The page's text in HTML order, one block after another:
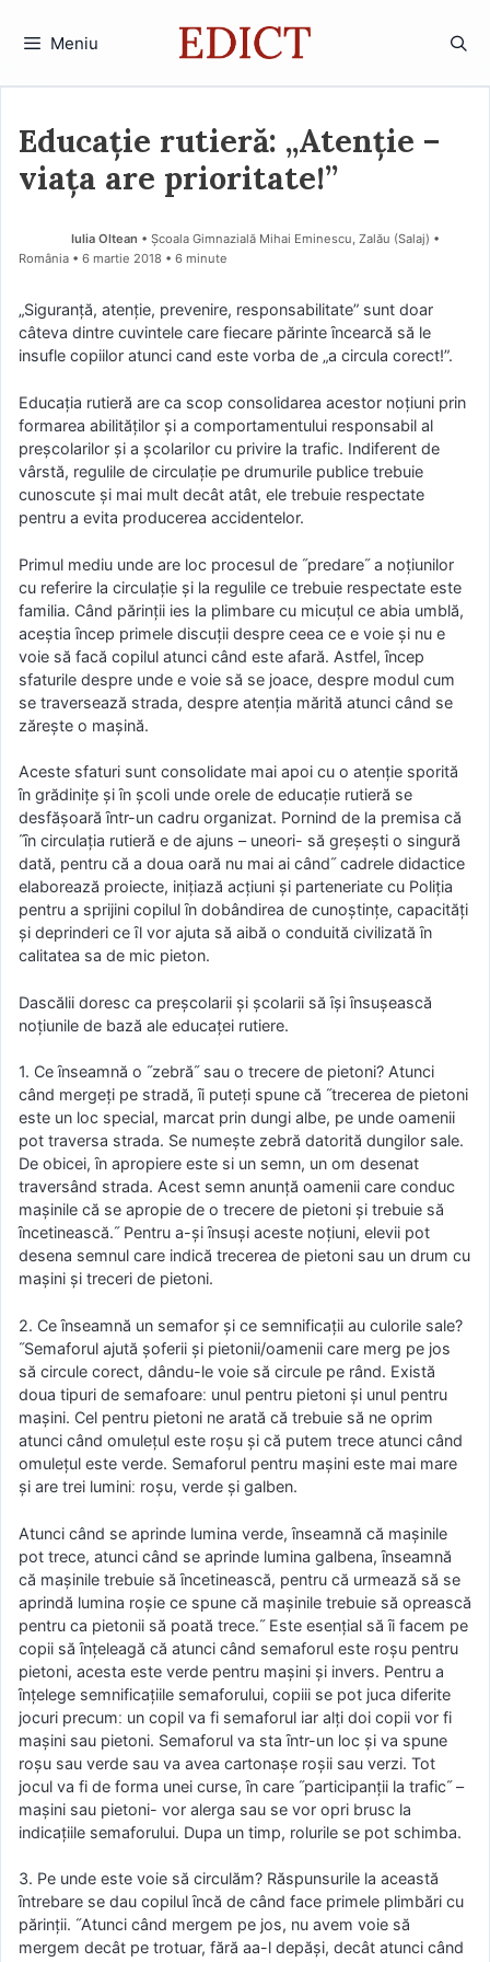
Meniu
Educație rutieră: „Atenție –
viața are prioritate!”
Iulia Oltean • Școala Gimnazială Mihai Eminescu, Zalău (Salaj) •
România
6 martie 2018 • 6 minute
„Siguranţă, atenţie, prevenire, responsabilitate” sunt doar
câteva dintre cuvintele care fiecare părinte ȋncearcă să le
insufle copiilor atunci cand este vorba de „a circula corect!”.
Educaţia rutieră are ca scop consolidarea acestor noţiuni prin
formarea abilităţilor şi a comportamentului responsabil al
preşcolarilor şi a şcolarilor cu privire la trafic. Indiferent de
vârstă, regulile de circulaţie pe drumurile publice trebuie
cunoscute şi mai mult decât atât, ele trebuie respectate
pentru a evita producerea accidentelor.
Primul mediu unde are loc procesul de ˝predare˝ a noţiunilor
cu referire la circulaţie şi la regulile ce trebuie respectate este
familia. Când părinţii ies la plimbare cu micuţul ce abia umblă,
aceştia ȋncep primele discuţii despre ceea ce e voie şi nu e
voie să facă copilul atunci când este afară. Astfel, ȋncep
sfaturile despre unde e voie să se joace, despre modul cum
se traversează strada, despre atenţia mărită atunci când se
zăreşte o maşină.
Aceste sfaturi sunt consolidate mai apoi cu o atenţie sporită
ȋn grădiniţe şi ȋn şcoli unde orele de educaţie rutieră se
desfăşoară ȋntr-un cadru organizat. Pornind de la premisa că
˝ȋn circulaţia rutieră e de ajuns – uneori- să greşeşti o singură
dată, pentru că a doua oară nu mai ai când˝ cadrele didactice
elaborează proiecte, iniţiază acţiuni şi parteneriate cu Poliţia
pentru a sprijini copilul ȋn dobândirea de cunoştinţe, capacităţi
şi deprinderi ce ȋl vor ajuta să aibă o conduită civilizată ȋn
calitatea sa de mic pieton.
Dascălii doresc ca preşcolarii şi şcolarii să ȋşi ȋnsuşească
noţiunile de bază ale educaţei rutiere.
1. Ce ȋnseamnă o ˝zebră˝ sau o trecere de pietoni? Atunci
când mergeţi pe stradă, ȋi puteţi spune că ˝trecerea de pietoni
este un loc special, marcat prin dungi albe, pe unde oamenii
pot traversa strada. Se numeşte zebră datorită dungilor sale.
De obicei, ȋn apropiere este si un semn, un om desenat
traversând strada. Acest semn anunţă oamenii care conduc
maşinile că se apropie de o trecere de pietoni şi trebuie să
ȋncetinească.˝ Pentru a-şi ȋnsuşi aceste noţiuni, elevii pot
desena semnul care indică trecerea de pietoni sau un drum cu
maşini şi treceri de pietoni.
2. Ce ȋnseamnă un semafor şi ce semnificaţii au culorile sale?
˝Semaforul ajută şoferii şi pietonii/oamenii care merg pe jos
să circule corect, dându-le voie să circule pe rând. Există
doua tipuri de semafoareː unul pentru pietoni şi unul pentru
maşini. Cel pentru pietoni ne arată că trebuie să ne oprim
atunci când omuleţul este roşu şi că putem trece atunci când
omuleţul este verde. Semaforul pentru maşini este mai mare
şi are trei luminiː roşu, verde şi galben.
Atunci când se aprinde lumina verde, ȋnseamnă că maşinile
pot trece, atunci când se aprinde lumina galbena, ȋnseamnă
că maşinile trebuie să ȋncetinească, pentru că urmează să se
aprindă lumina roşie ce spune că maşinile trebuie să oprească
pentru ca pietonii să poată trece.˝ Este esenţial să ȋi facem pe
copii să ȋnţeleagă că atunci când semaforul este roşu pentru
pietoni, acesta este verde pentru maşini şi invers. Pentru a
ȋnţelege semnificaţiile semaforului, copiii se pot juca diferite
jocuri precumː un copil va fi semaforul iar alţi doi copii vor fi
maşini sau pietoni. Semaforul va sta ȋntr-un loc şi va spune
roşu sau verde sau va avea cartonaşe roşii sau verzi. Tot
jocul va fi de forma unei curse, ȋn care ˝participanţii la trafic˝ –
maşini sau pietoni- vor alerga sau se vor opri brusc la
indicaţiile semaforului. Dupa un timp, rolurile se pot schimba.
3. Pe unde este voie să circulăm? Răspunsurile la această
ȋntrebare se dau copilul ȋncă de când face primele plimbări cu
părinţii. ˝Atunci când mergem pe jos, nu avem voie să
mergem decât pe trotuar, fără aa-l depăşi, decât atunci când